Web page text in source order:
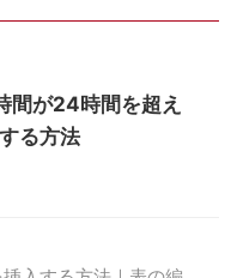
間が24時間を超え
る方法